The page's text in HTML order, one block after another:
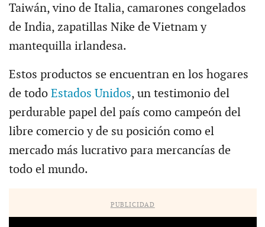
Taiwán, vino de Italia, camarones congelados
de India, zapatillas Nike de Vietnam y
mantequilla irlandesa.
Estos productos se encuentran en los hogares
de todo Estados Unidos, un testimonio del
perdurable papel del país como campeón del
libre comercio y de su posición como el
mercado más lucrativo para mercancías de
todo el mundo.
PUBLICIDAD